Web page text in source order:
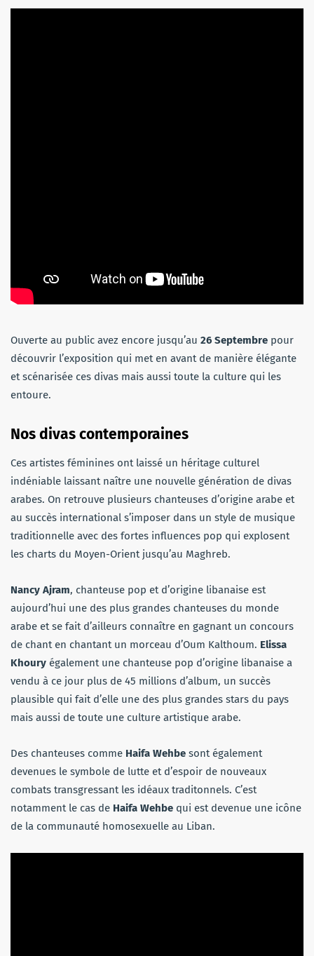
Ouverte au public avez encore jusqu’au 26 Septembre pour
découvrir l’exposition qui met en avant de manière élégante
et scénarisée ces divas mais aussi toute la culture qui les
entoure.
Nos divas contemporaines
Ces artistes féminines ont laissé un héritage culturel
indéniable laissant naître une nouvelle génération de divas
arabes. On retrouve plusieurs chanteuses d’origine arabe et
au succès international s’imposer dans un style de musique
traditionnelle avec des fortes influences pop qui explosent
les charts du Moyen-Orient jusqu’au Maghreb.
Nancy Ajram, chanteuse pop et d’origine libanaise est
aujourd’hui une des plus grandes chanteuses du monde
arabe et se fait d’ailleurs connaître en gagnant un concours
de chant en chantant un morceau d’Oum Kalthoum. Elissa
Khoury également une chanteuse pop d’origine libanaise a
vendu à ce jour plus de 45 millions d’album, un succès
plausible qui fait d’elle une des plus grandes stars du pays
mais aussi de toute une culture artistique arabe.
Des chanteuses comme Haifa Wehbe sont également
devenues le symbole de lutte et d’espoir de nouveaux
combats transgressant les idéaux traditonnels. C’est
notamment le cas de Haifa Wehbe qui est devenue une icône
de la communauté homosexuelle au Liban.